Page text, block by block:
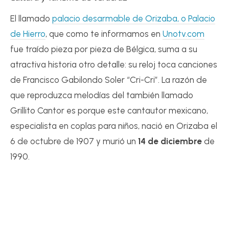
El llamado palacio desarmable de Orizaba, o Palacio
de Hierro, que como te informamos en Unotv.com
fue traído pieza por pieza de Bélgica, suma a su
atractiva historia otro detalle: su reloj toca canciones
de Francisco Gabilondo Soler “Cri-Cri”. La razón de
que reproduzca melodías del también llamado
Grillito Cantor es porque este cantautor mexicano,
especialista en coplas para niños, nació en Orizaba el
6 de octubre de 1907 y murió un 14 de diciembre de
1990.